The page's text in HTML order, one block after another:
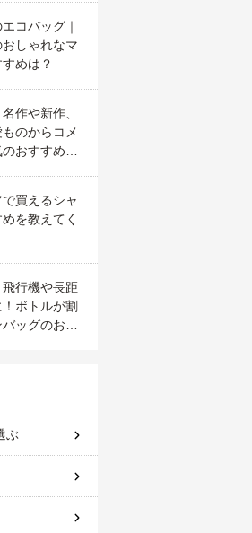
コバッグ｜
しゃれなマ
めは？
作や新作、
のからコメ
おすすめ
で買えるシャ
を教えてく
行機や長距
ボトルが割
ッグのおす
ぶ